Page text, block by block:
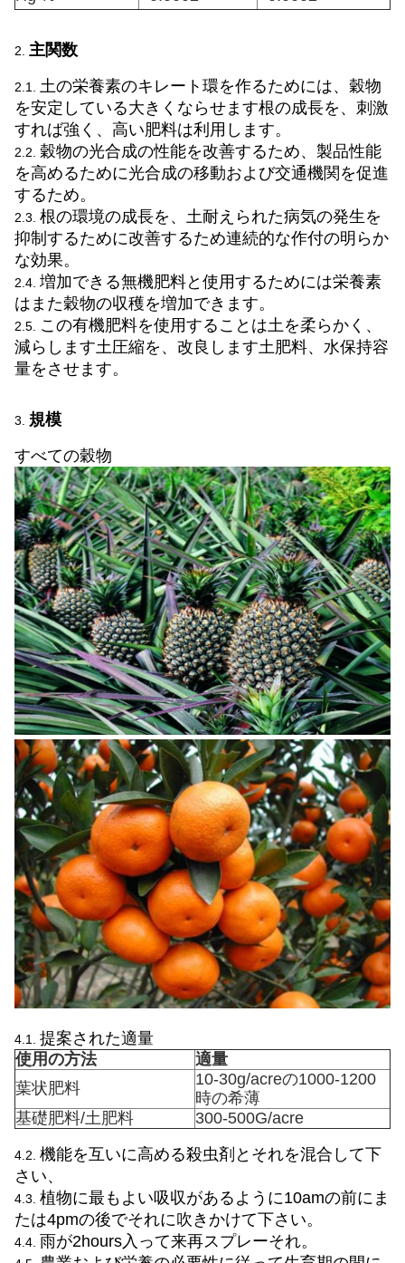
2. 主関数
2.1.
土の栄養素のキレート環を作るためには、穀物
を安定している大きくならせます根の成長を、刺激
すれば強く、高い肥料は利用します。
2.2. 穀物の光合成の性能を改善するため、製品性能
を高めるために光合成の移動および交通機関を促進
するため。
2.3. 根の環境の成長を、土耐えられた病気の発生を
抑制するために改善するため連続的な作付の明らか
な効果。
2.4. 増加できる無機肥料と使用するためには栄養素
はまた穀物の収穫を増加できます。
2.5.
この有機肥料を使用することは土を柔らかく、
減らします土圧縮を、改良します土肥料、水保持容
量をさせます。
3. 規模
すべての穀物
4.1. 提案された適量
使用の方法
適量
葉状肥料
10-30g/acreの1000-1200
時の希薄
基礎肥料/土肥料
300-500G/acre
4.2. 機能を互いに高める殺虫剤とそれを混合して下
さい、
4.3. 植物に最もよい吸収があるように10amの前にま
たは4pmの後でそれに吹きかけて下さい。
4.4. 雨が2hours入って来再スプレーそれ。